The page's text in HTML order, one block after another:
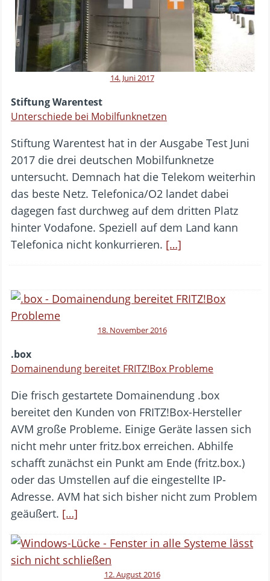
14. Juni 2017
Stiftung Warentest
Unterschiede bei Mobilfunknetzen
Stiftung Warentest hat in der Ausgabe Test Juni
2017 die drei deutschen Mobilfunknetze
untersucht. Demnach hat die Telekom weiterhin
das beste Netz. Telefonica/O2 landet dabei
dagegen fast durchweg auf dem dritten Platz
hinter Vodafone. Speziell auf dem Land kann
Telefonica nicht konkurrieren. […]
18. November 2016
.box
Domainendung bereitet FRITZ!Box Probleme
Die frisch gestartete Domainendung .box
bereitet den Kunden von FRITZ!Box-Hersteller
AVM große Probleme. Einige Geräte lassen sich
nicht mehr unter fritz.box erreichen. Abhilfe
schafft zunächst ein Punkt am Ende (fritz.box.)
oder das Umstellen auf die eingestellte IP-
Adresse. AVM hat sich bisher nicht zum Problem
geäußert. […]
12. August 2016